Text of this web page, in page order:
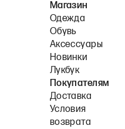
Магазин
Одежда
Обувь
Аксессуары
Новинки
Лукбук
Покупателям
Доставка
Условия
возврата